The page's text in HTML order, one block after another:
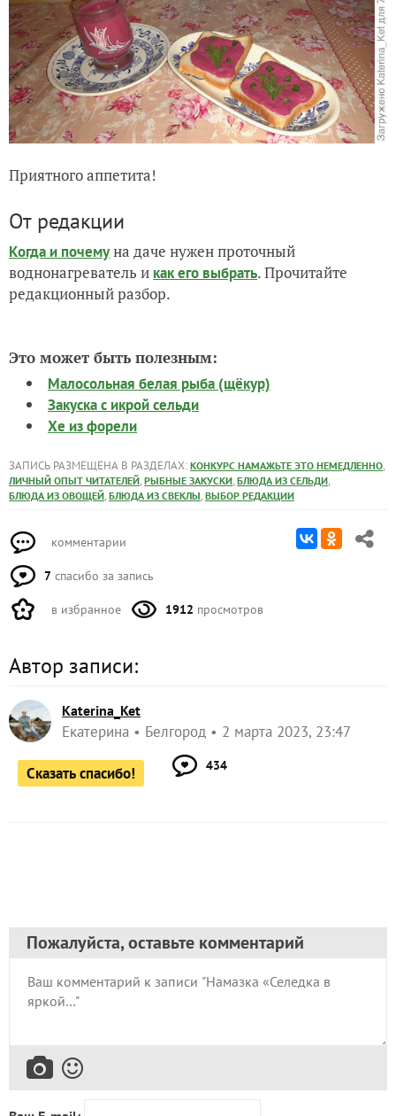
Приятного аппетита!
От редакции
Когда и почемуна даче нужен проточный
воднонагреватель и как его выбрать. Прочитайте
редакционный разбор.
Это может быть полезным:
Малосольная белая рыба (щёкур)
Закуска с икрой сельди
Хе из форели
ЗАПИСЬ РАЗМЕЩЕНА В РАЗДЕЛАХ: КОНКУРС НАМАЖЬТЕ ЭТО НЕМЕДЛЕННО,
ЛИЧНЫЙ ОПЫТ ЧИТАТЕЛЕЙ, РЫБНЫЕ ЗАКУСКИ, БЛЮДА ИЗ СЕЛЬДИ,
БЛЮДА ИЗ ОВОЩЕЙ, БЛЮДА ИЗ СВЕКЛЫ, ВЫБОР РЕДАКЦИИ
комментарии
7 спасибо за запись
в избранное 1912 просмотров
Автор записи:
Katerina_Ket
Екатерина Белгород 2 марта 2023, 23:47
Сказать спасибо! 434
Пожалуйста, оставьте комментарий